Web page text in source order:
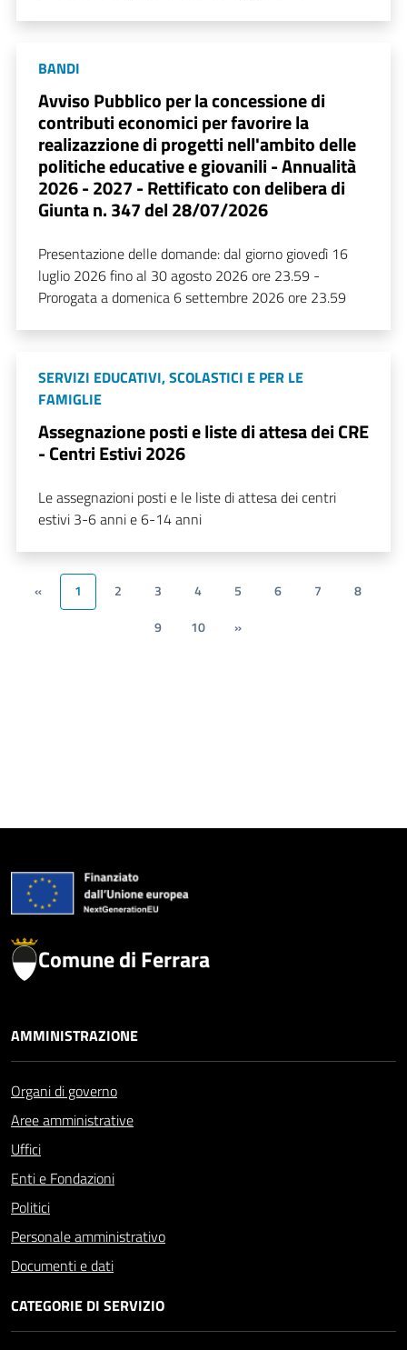
BANDI
Avviso Pubblico per la concessione di
contributi economici per favorire la
realizazzione di progetti nell'ambito delle
politiche educative e giovanili - Annualità
2026 - 2027 - Rettificato con delibera di
Giunta n. 347 del 28/07/2026
Presentazione delle domande: dal giorno giovedì 16
luglio 2026 fino al 30 agosto 2026 ore 23.59 -
Prorogata a domenica 6 settembre 2026 ore 23.59
SERVIZI EDUCATIVI, SCOLASTICI E PER LE
FAMIGLIE
Assegnazione posti e liste di attesa dei CRE
- Centri Estivi 2026
Le assegnazioni posti e le liste di attesa dei centri
estivi 3-6 anni e 6-14 anni
« 1 2 3 4 5 6 7
8
9
10 »
Comune di Ferrara
AMMINISTRAZIONE
Organi di governo
Aree amministrative
Uffici
Enti e Fondazioni
Politici
Personale amministrativo
Documenti e dati
CATEGORIE DI SERVIZIO